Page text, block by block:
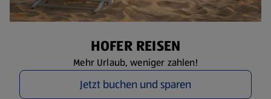
HOFER REISEN
Mehr Urlaub, weniger zahlen!
Jetzt buchen und sparen